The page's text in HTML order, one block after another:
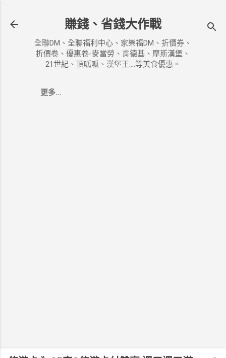
賺錢、省錢大作戰
全聯DM、全聯福利中心、家樂福DM、折價券、
折價卷、優惠卷-麥當勞、肯德基、摩斯漢堡、
21世紀、頂呱呱、漢堡王....等美食優惠。
更多…